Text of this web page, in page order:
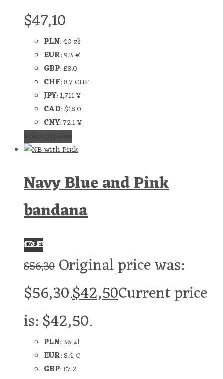
$47,10
PLN:40 zł
EUR:9.3 €
GBP:£8.0
CHF:8.7 CHF
JPY:1,711 ¥
CAD:$15.0
CNY:72.1 ¥
Navy Blue and Pink
bandana
SALE!
$56,30 Original price was:
$56,30.$42,50Current price
is: $42,50.
PLN:36 zł
EUR:8.4 €
GBP:£7.2